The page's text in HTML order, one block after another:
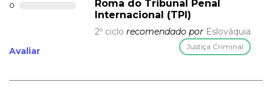
0
Avaliar
Roma do Tribunal Penal
Internacional (TPI)
2º ciclo recomendado por Eslováquia
Justiça Criminal